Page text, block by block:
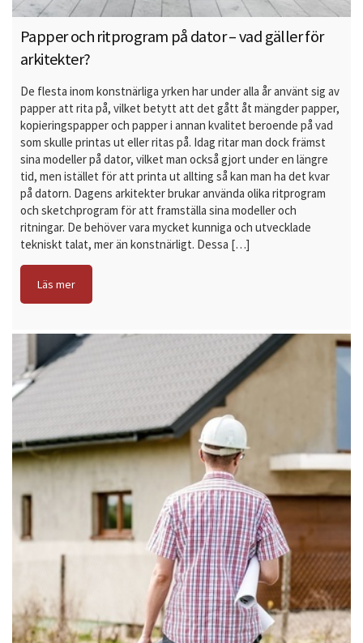
Papper och ritprogram på dator – vad gäller för
arkitekter?
De flesta inom konstnärliga yrken har under alla år använt sig av
papper att rita på, vilket betytt att det gått åt mängder papper,
kopieringspapper och papper i annan kvalitet beroende på vad
som skulle printas ut eller ritas på. Idag ritar man dock främst
sina modeller på dator, vilket man också gjort under en längre
tid, men istället för att printa ut allting så kan man ha det kvar
på datorn. Dagens arkitekter brukar använda olika ritprogram
och sketchprogram för att framställa sina modeller och
ritningar. De behöver vara mycket kunniga och utvecklade
tekniskt talat, mer än konstnärligt. Dessa […]